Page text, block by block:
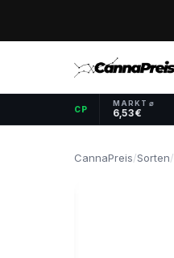
CP
MARKT ⌀
6,53 €
CannaPreis/Sorten/